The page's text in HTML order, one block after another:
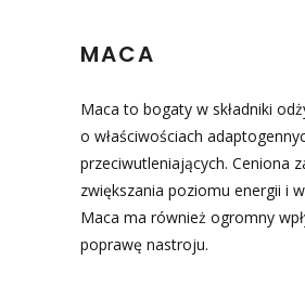
MACA
Maca to bogaty w składniki
o właściwościach
przeciwutleniających. Ceniona
zwiększania poziomu energii i
Maca ma również ogromny
poprawę nastroju.